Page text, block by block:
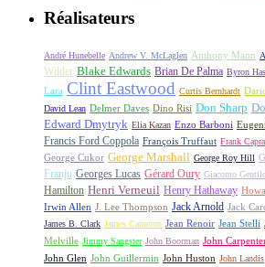
Réalisateurs
André Hunebelle Andrew V. McLaglen Anthony Mann
Wilder Blake Edwards Brian De Palma Byron
Lara Clint Eastwood Curtis Bernhardt
David Lean Delmer Daves Dino Risi Don Sharp
Edward Dmytryk Elia Kazan Enzo Barboni
Francis Ford Coppola François Truffaut Frank Capra
George Cukor George Marshall George Roy Hill
Franju Georges Lucas Gérard Oury Giacomo
Hamilton Henri Verneuil Henry Hathaway
Irwin Allen J. Lee Thompson Jack Arnold Jack
James B. Clark James Cameron Jean Renoir Jean Stelli
Melville Jimmy Sangster John Boorman John
John Glen John Guillermin John Huston John Landis